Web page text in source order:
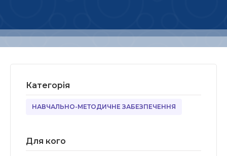
Категорія
НАВЧАЛЬНО-МЕТОДИЧНЕ ЗАБЕЗПЕЧЕННЯ
Для кого